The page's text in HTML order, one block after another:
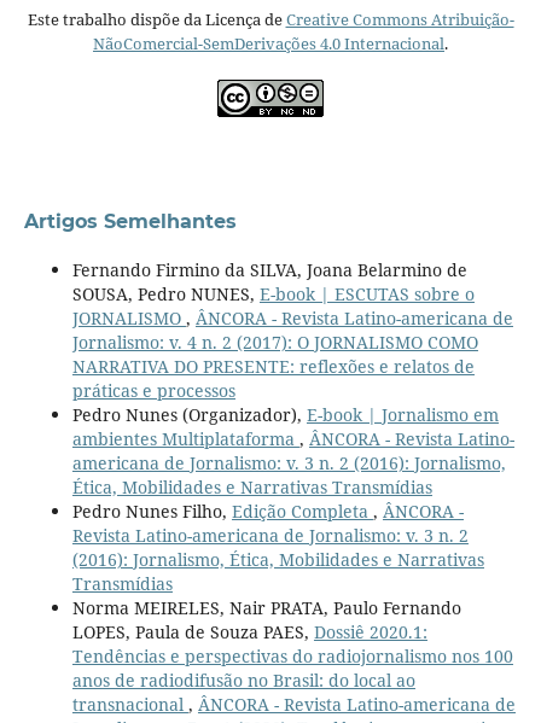
Este trabalho dispõe da Licença deCreative Commons Atribuição-
NãoComercial-SemDerivações 4.0 Internacional.
Artigos Semelhantes
Fernando Firmino da SILVA, Joana Belarmino de
SOUSA, Pedro NUNES, E-book | ESCUTAS sobre o
JORNALISMO , ÂNCORA - Revista Latino-americana de
Jornalismo: v. 4 n. 2 (2017): O JORNALISMO COMO
NARRATIVA DO PRESENTE: reflexões e relatos de
práticas e processos
Pedro Nunes (Organizador), E-book | Jornalismo em
ambientes Multiplataforma , ÂNCORA - Revista Latino-
americana de Jornalismo: v. 3 n. 2 (2016): Jornalismo,
Ética, Mobilidades e Narrativas Transmídias
Pedro Nunes Filho, Edição Completa , ÂNCORA -
Revista Latino-americana de Jornalismo: v. 3 n. 2
(2016): Jornalismo, Ética, Mobilidades e Narrativas
Transmídias
Norma MEIRELES, Nair PRATA, Paulo Fernando
LOPES, Paula de Souza PAES, Dossiê 2020.1:
Tendências e perspectivas do radiojornalismo nos 100
anos de radiodifusão no Brasil: do local ao
transnacional , ÂNCORA - Revista Latino-americana de